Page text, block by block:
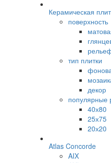
Керамическая
поверхность
тип плитки
декор
популярные
40х80
25х75
20х20
Atlas Concorde
AIX